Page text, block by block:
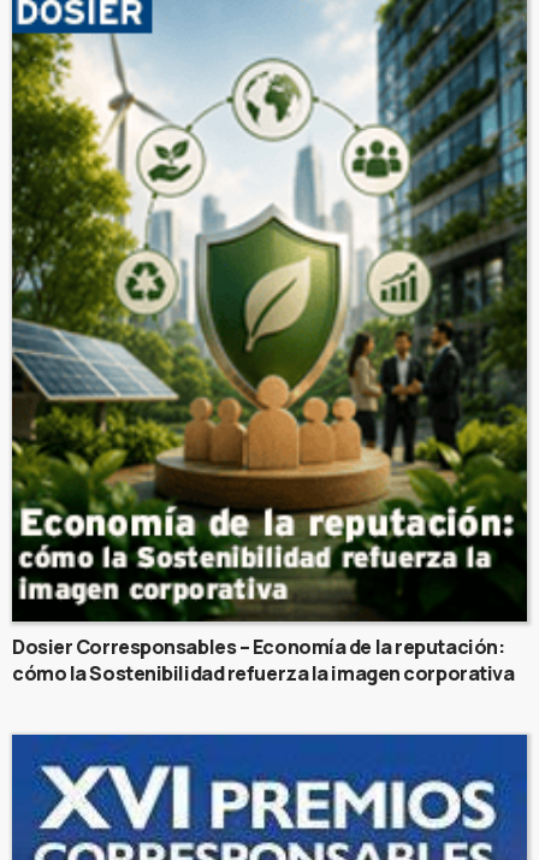
Dosier Corresponsables – Economía de la reputación:
cómo la Sostenibilidad refuerza la imagen corporativa